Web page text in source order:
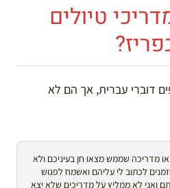
טיולים
דוברי עברית, אך הם לא
מדריכה שממש מצאו חן בעיניכם ולא
לכתוב לי עליהם ואשמח לפגוש
ואני לא ממליץ על מדריכים שלא יצא